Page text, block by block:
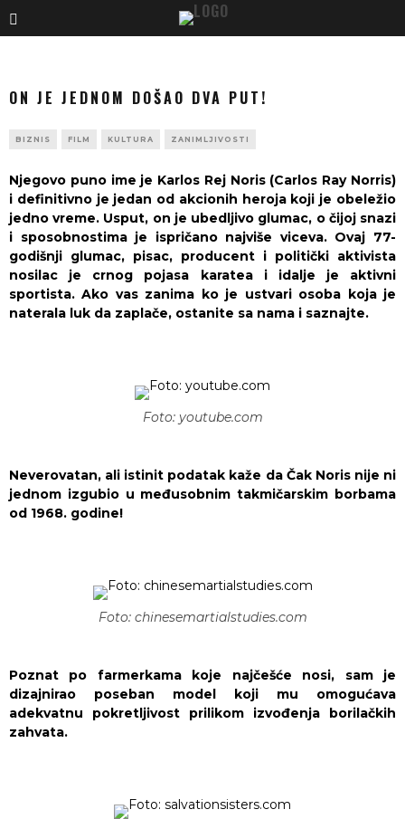
ON JE JEDNOM DOŠAO DVA PUT!
BIZNIS FILM KULTURA ZANIMLJIVOSTI
Njegovo puno ime je Karlos Rej Noris (Carlos Ray Norris)
i definitivno je jedan od akcionih heroja koji je obeležio
jedno vreme. Usput, on je ubedljivo glumac, o čijoj snazi
i sposobnostima je ispričano najviše viceva. Ovaj 77-
godišnji glumac, pisac, producent i politički aktivista
nosilac je crnog pojasa karatea i idalje je aktivni
sportista. Ako vas zanima ko je ustvari osoba koja je
naterala luk da zaplače, ostanite sa nama i saznajte.
Foto: youtube.com
Neverovatan, ali istinit podatak kaže da Čak Noris nije ni
jednom izgubio u međusobnim takmičarskim borbama
od 1968. godine!
Foto: chinesemartialstudies.com
Poznat po farmerkama koje najčešće nosi, sam je
dizajnirao poseban model koji mu omogućava
adekvatnu pokretljivost prilikom izvođenja borilačkih
zahvata.